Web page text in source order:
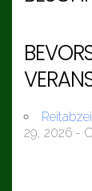
29, 2026 -